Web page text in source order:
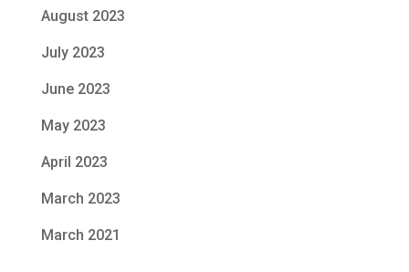
August 2023
July 2023
June 2023
May 2023
April 2023
March 2023
March 2021